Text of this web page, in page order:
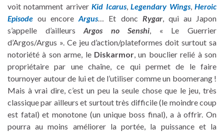
voit notamment arriverKid Icarus,Legendary Wings,Heroic
Episode ou encoreArgus… Et donc Rygar, qui au Japon
s’appelle d’ailleursArgos no Senshi, « Le Guerrier
d’Argos/Argus ». Ce jeu d’action/plateformes doit surtout sa
notoriété à son arme, le Diskarmor, un bouclier relié à son
propriétaire par une chaîne, ce qui permet de le faire
tournoyer autour de lui et de l’utiliser comme un boomerang !
Mais à vrai dire, c’est un peu la seule chose que le jeu, très
classique par ailleurs et surtout très difficile (le moindre coup
est fatal) et monotone (un unique boss final), a à offrir. On
pourra au moins améliorer la portée, la puissance et la